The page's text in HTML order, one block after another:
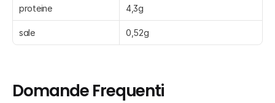
proteine 4,3g
sale 0,52g
Domande Frequenti